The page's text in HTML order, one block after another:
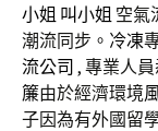
小姐 叫小姐 空氣
潮流同步。 冷凍
流公司 , 專業人
簾由於經濟環境
子因為有外國留